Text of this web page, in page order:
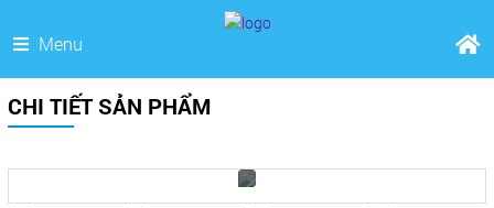
Menu
CHI TIẾT SẢN PHẨM